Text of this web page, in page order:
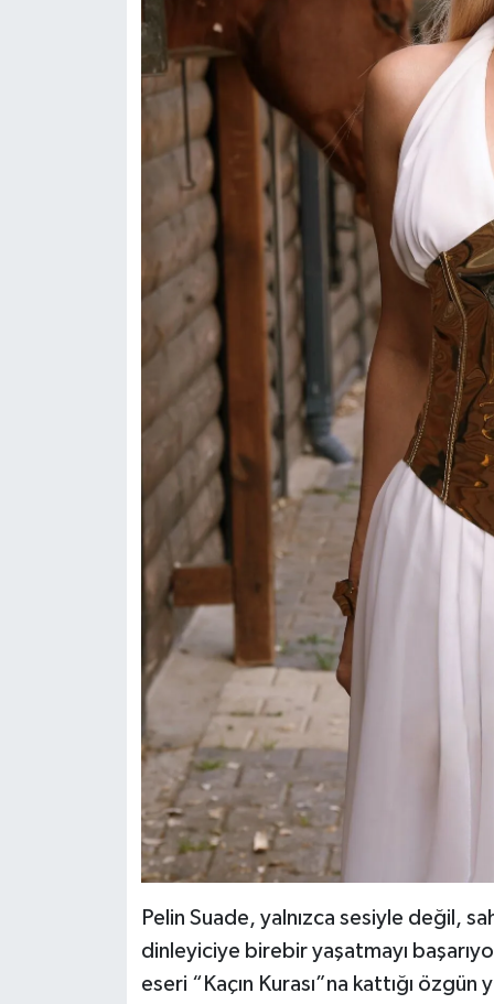
Pelin Suade, yalnızca sesiyle değil,
dinleyiciye birebir yaşatmayı
eseri “Kaçın Kurası”na kattığı